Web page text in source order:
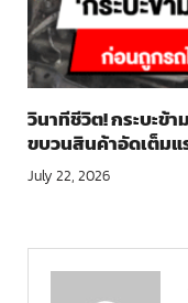
วินาทีชีวิต! กระบะข้
ขบวนสินค้าอัดเต็ม
July 22, 2026